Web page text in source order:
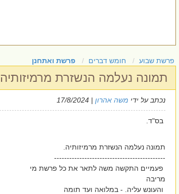
פרשת שבוע חומש דברים פרשת ואתחנן
תמונה נעלמה הנשזרת מרמיזותיה
נכתב על ידי משה אהרון | 17/8/2024
בס"ד.
תמונה נעלמה הנשזרת מרמיזותיה.
--------------------------------------------
פעמיים התקשה משה לתאר את כל פרשת מי
מריבה
והעונש עליה. - במלואה ועד תומה